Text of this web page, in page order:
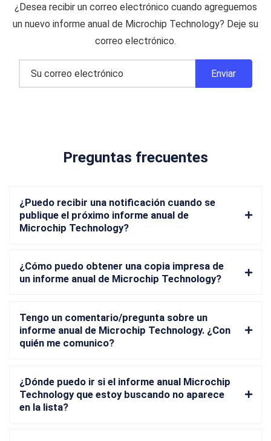
¿Desea recibir un correo electrónico cuando agreguemos
un nuevo informe anual de Microchip Technology? Deje su
correo electrónico.
Preguntas frecuentes
¿Puedo recibir una notificación cuando se
publique el próximo informe anual de
Microchip Technology?
¿Cómo puedo obtener una copia impresa de
un informe anual de Microchip Technology?
Tengo un comentario/pregunta sobre un
informe anual de Microchip Technology. ¿Con
quién me comunico?
¿Dónde puedo ir si el informe anual Microchip
Technology que estoy buscando no aparece
en la lista?